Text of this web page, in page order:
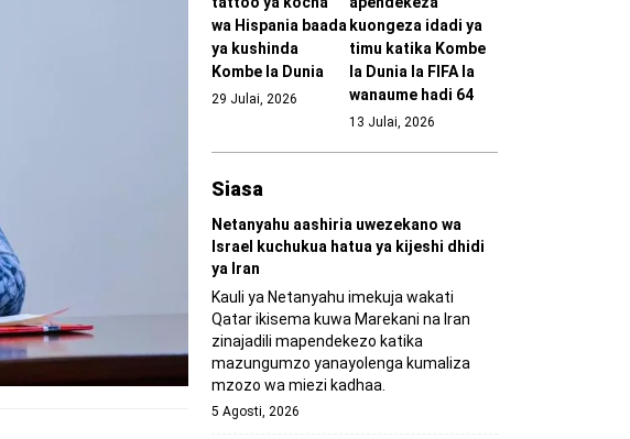
wa Hispania baada
ya kushinda
Kombe la Dunia
29 Julai, 2026
kuongeza idadi ya
timu katika Kombe
la Dunia la FIFA la
wanaume hadi 64
13 Julai, 2026
Siasa
Netanyahu aashiria uwezekano wa
Israel kuchukua hatua ya kijeshi dhidi
ya Iran
Kauli ya Netanyahu imekuja wakati
Qatar ikisema kuwa Marekani na Iran
zinajadili mapendekezo katika
mazungumzo yanayolenga kumaliza
mzozo wa miezi kadhaa.
5 Agosti, 2026